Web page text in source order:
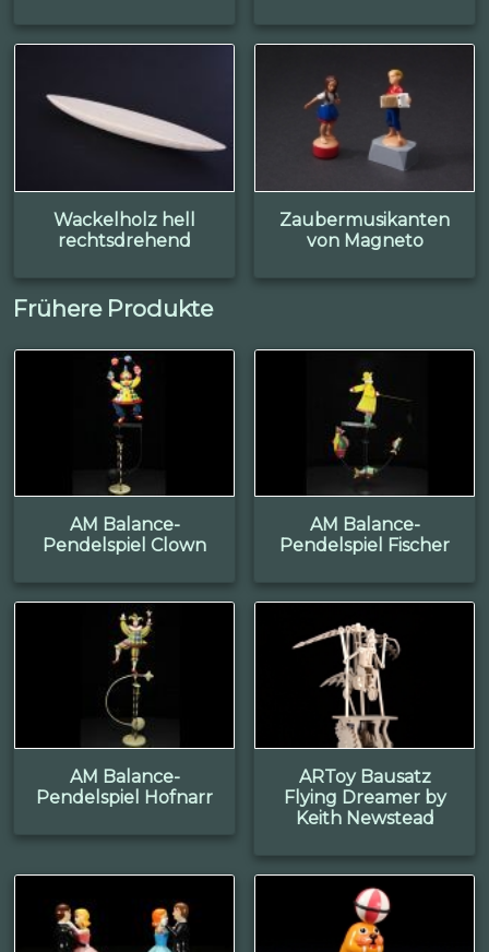
Wackelholz hell
rechtsdrehend
Zaubermusikanten
von Magneto
Frühere Produkte
AM Balance-
Pendelspiel Clown
AM Balance-
Pendelspiel Fischer
AM Balance-
Pendelspiel Hofnarr
ARToy Bausatz
Flying Dreamer by
Keith Newstead